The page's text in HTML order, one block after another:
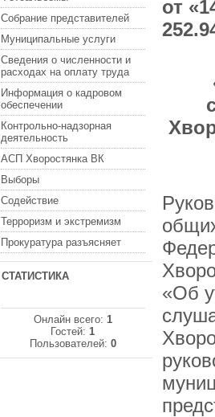
Собрание представителей
Муниципальные услуги
Сведения о численности и
расходах на оплату труда
Информация о кадровом
обеспечении
Контрольно-надзорная
деятельность
АСП Хворостянка ВК
Выборы
Содействие
Терроризм и экстремизм
Прокуратура разъясняет
СТАТИСТИКА
Онлайн всего: 1
Гостей:1
Пользователей: 0
«Об